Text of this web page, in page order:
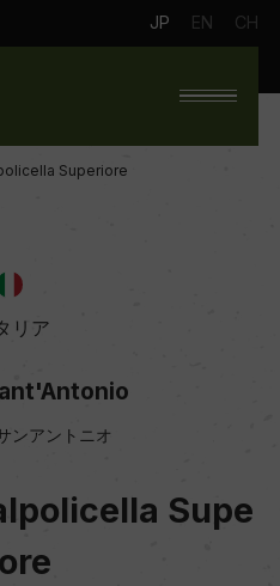
JP EN CH
Superiore
リア
ンアントニオ
Supe